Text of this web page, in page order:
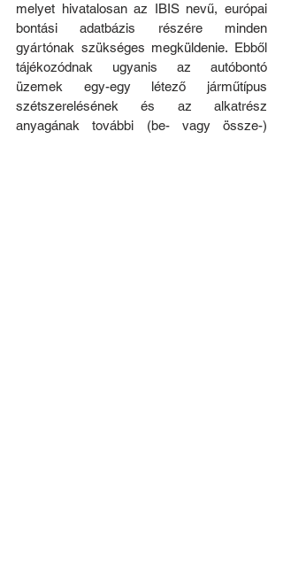
melyet hivatalosan az IBIS nevű, európai
bontási adatbázis részére minden
gyártónak szükséges megküldenie. Ebből
tájékozódnak ugyanis az autóbontó
üzemek egy-egy létező járműtípus
szétszerelésének és az alkatrész
anyagának további (be- vagy össze-)